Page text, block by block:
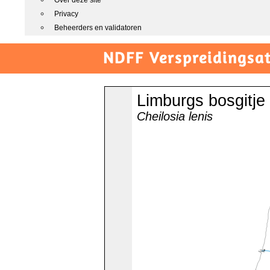
Privacy
Beheerders en validatoren
NDFF